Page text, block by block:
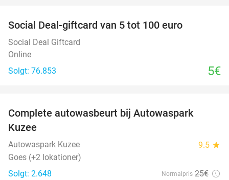
Social Deal-giftcard van 5 tot 100 euro
Social Deal Giftcard
Online
Solgt: 76.853
5€
Complete autowasbeurt bij Autowaspark
Kuzee
Autowaspark Kuzee 9.5 star
Goes (+2 lokationer)
Solgt: 2.648
Normalpris 25€